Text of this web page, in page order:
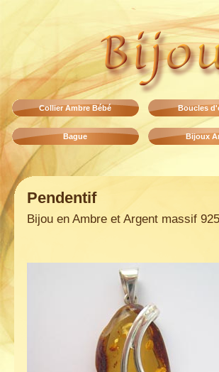
Collier Ambre Bébé Boucles
Bague Bijoux
Pendentif
Bijou en Ambre et Argent massif